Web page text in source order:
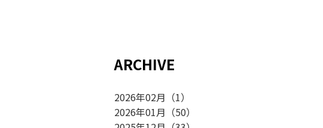
ARCHIVE
2026年02月 （1）
2026年01月 （50）